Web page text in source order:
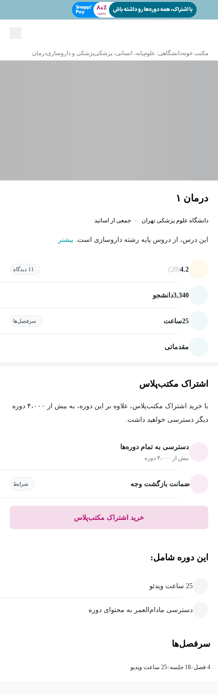
مکتب خونهدانشگاهی: علوم‌پایه، انسانی، پزشکیپزشکی و داروسازیدرمان
درمان ١
دانشگاه علوم پزشکی تهران جمعی از اساتید
این درس، از دروس پایه رشته داروسازی است. بیشتر
4.2
(20) 11 دیدگاه
3,340دانشجو
25ساعت سرفصل‌ها
مقدماتی
اشتراک مکتب‌پلاس
با خرید اشتراک مکتب‌پلاس، علاوه بر این دوره، به بیش از ۴،۰۰۰ دوره
دیگر دسترسی خواهید داشت.
دسترسی به تمام دوره‌ها
بیش از ۴،۰۰۰ دوره
ضمانت بازگشت وجه شرایط
خرید اشتراک مکتب‌پلاس
این دوره شامل:
25 ساعت ویدئو
دسترسی مادام‌العمر به محتوای دوره
سرفصل‌ها
4 فصل 18 جلسه 25 ساعت ویدیو